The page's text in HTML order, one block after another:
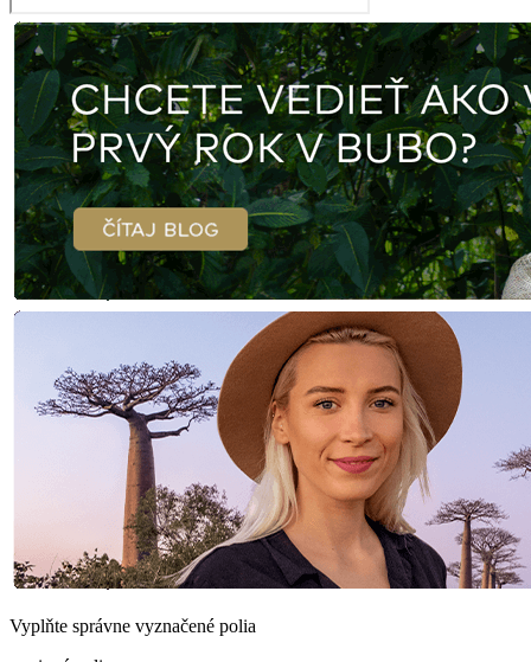
Vyplňte správne vyznačené polia